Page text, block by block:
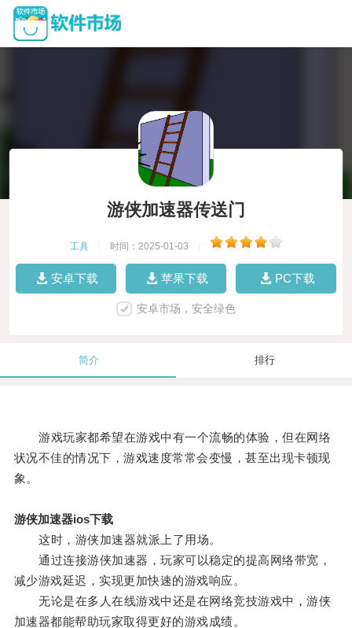
游侠加速器传送门
工具 时间：2025-01-03
安卓下载 苹果下载 PC下载
安卓市场，安全绿色
简介 排行
游戏玩家都希望在游戏中有一个流畅的体验，但在网络
状况不佳的情况下，游戏速度常常会变慢，甚至出现卡顿现
象。
游侠加速器ios下载
这时，游侠加速器就派上了用场。
通过连接游侠加速器，玩家可以稳定的提高网络带宽，
减少游戏延迟，实现更加快速的游戏响应。
无论是在多人在线游戏中还是在网络竞技游戏中，游侠
加速器都能帮助玩家取得更好的游戏成绩。